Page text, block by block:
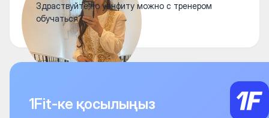
Здраствуйте,по уанфиту можно с тренером
обучаться?
1Fit-ке қосылыңыз